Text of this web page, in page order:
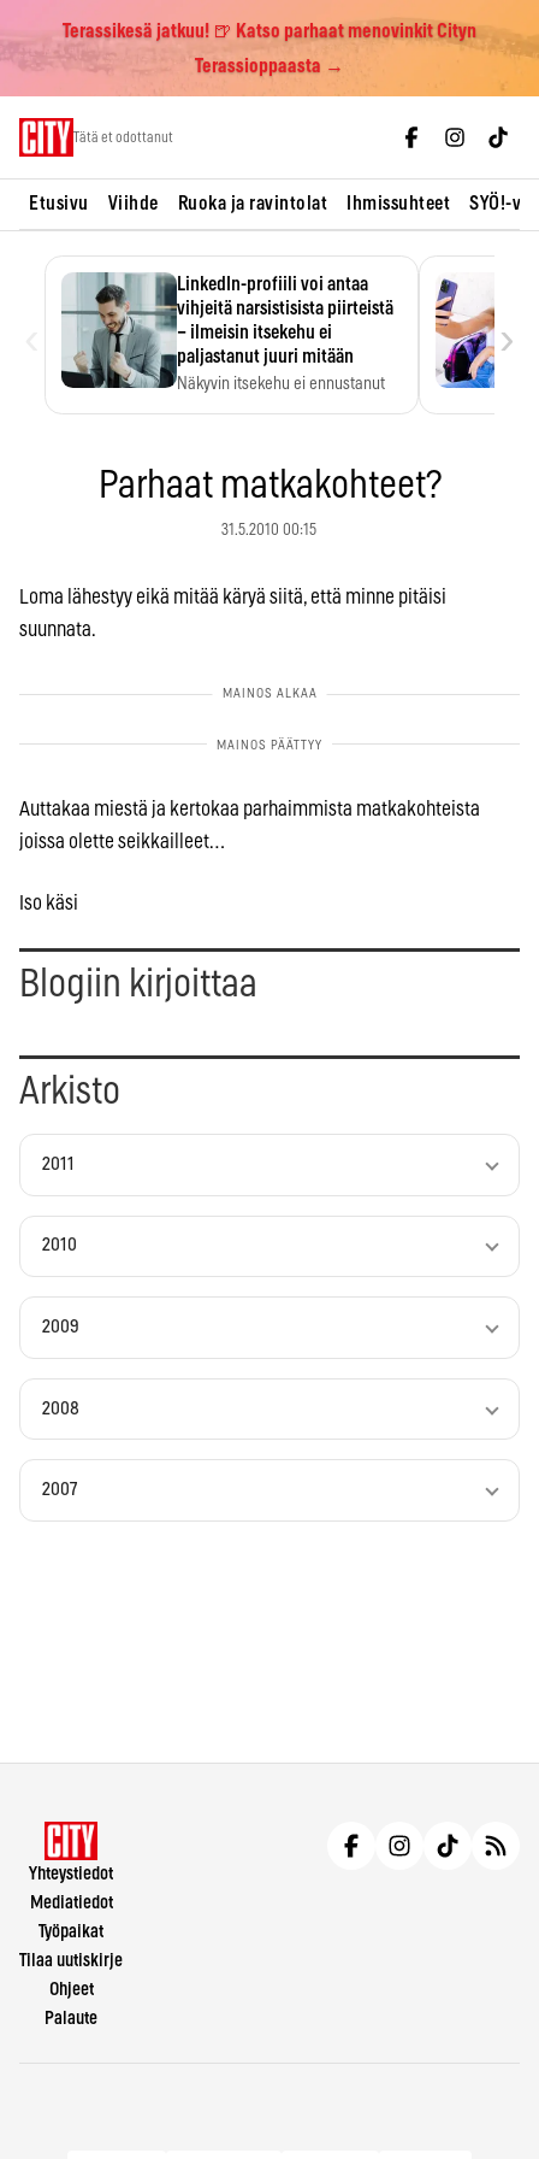
Terassikesä jatkuu! 🍺 Katso parhaat menovinkit Cityn
Terassioppaasta →
Tätä et odottanut
Etusivu Viihde Ruoka ja ravintolat Ihmissuhteet SYÖ!-
LinkedIn-profiili voi antaa
vihjeitä narsistisista piirteistä
– ilmeisin itsekehu ei
paljastanut juuri mitään
Näkyvin itsekehu ei ennustanut
›
Parhaat matkakohteet?
31.5.2010 00:15
Loma lähestyy eikä mitää käryä siitä, että minne pitäisi
suunnata.
Auttakaa miestä ja kertokaa parhaimmista matkakohteista
joissa olette seikkailleet…
Iso käsi
Blogiin kirjoittaa
Arkisto
2011
2010
2009
2008
2007
Yhteystiedot
Mediatiedot
Työpaikat
Tilaa uutiskirje
Ohjeet
Palaute